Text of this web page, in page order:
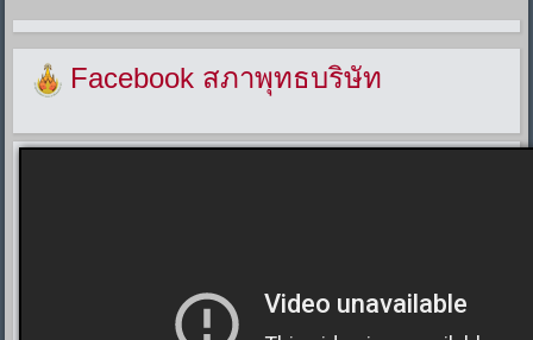
Facebook สภาพุทธบริษัท